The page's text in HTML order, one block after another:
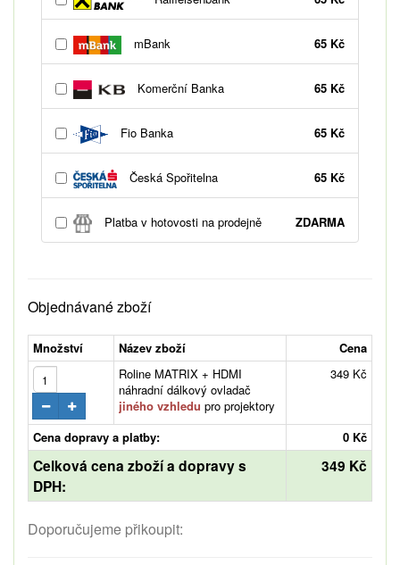
mBank 65 Kč
Komerční Banka 65 Kč
Fio Banka 65 Kč
Česká Spořitelna 65 Kč
Platba v hotovosti na prodejně ZDARMA
Objednávané zboží
Množství Název zboží
Cena
Roline MATRIX + HDMI
náhradní dálkový ovladač
jiného vzhledu pro projektory
349 Kč
Cena dopravy a platby: 0 Kč
Celková cena zboží a dopravy s
DPH:
349 Kč
Doporučujeme přikoupit: